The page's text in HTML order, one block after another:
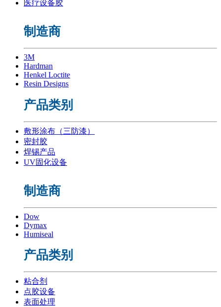
医疗设备胶
制造商
3M
Hardman
Henkel Loctite
Resin Designs
产品类别
敷形涂布（三防漆）
密封胶
焊锡产品
UV固化设备
制造商
Dow
Dymax
Humiseal
产品类别
粘合剂
点胶设备
表面处理